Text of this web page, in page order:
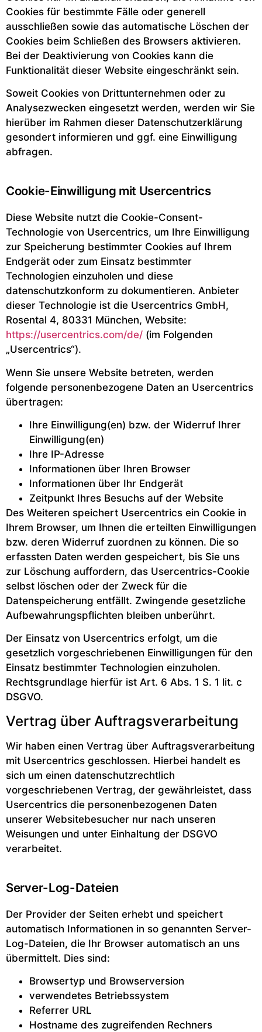
Cookies für bestimmte Fälle oder generell
ausschließen sowie das automatische Löschen der
Cookies beim Schließen des Browsers aktivieren.
Bei der Deaktivierung von Cookies kann die
Funktionalität dieser Website eingeschränkt sein.
Soweit Cookies von Drittunternehmen oder zu
Analysezwecken eingesetzt werden, werden wir Sie
hierüber im Rahmen dieser Datenschutzerklärung
gesondert informieren und ggf. eine Einwilligung
abfragen.
Cookie-Einwilligung mit Usercentrics
Diese Website nutzt die Cookie-Consent-
Technologie von Usercentrics, um Ihre Einwilligung
zur Speicherung bestimmter Cookies auf Ihrem
Endgerät oder zum Einsatz bestimmter
Technologien einzuholen und diese
datenschutzkonform zu dokumentieren. Anbieter
dieser Technologie ist die Usercentrics GmbH,
Rosental 4, 80331 München, Website:
https://usercentrics.com/de/ (im Folgenden
„Usercentrics“).
Wenn Sie unsere Website betreten, werden
folgende personenbezogene Daten an Usercentrics
übertragen:
Ihre Einwilligung(en) bzw. der Widerruf Ihrer
Einwilligung(en)
Ihre IP-Adresse
Informationen über Ihren Browser
Informationen über Ihr Endgerät
Zeitpunkt Ihres Besuchs auf der Website
Des Weiteren speichert Usercentrics ein Cookie in
Ihrem Browser, um Ihnen die erteilten Einwilligungen
bzw. deren Widerruf zuordnen zu können. Die so
erfassten Daten werden gespeichert, bis Sie uns
zur Löschung auffordern, das Usercentrics-Cookie
selbst löschen oder der Zweck für die
Datenspeicherung entfällt. Zwingende gesetzliche
Aufbewahrungspflichten bleiben unberührt.
Der Einsatz von Usercentrics erfolgt, um die
gesetzlich vorgeschriebenen Einwilligungen für den
Einsatz bestimmter Technologien einzuholen.
Rechtsgrundlage hierfür ist Art. 6 Abs. 1 S. 1 lit. c
DSGVO.
Vertrag über Auftragsverarbeitung
Wir haben einen Vertrag über Auftragsverarbeitung
mit Usercentrics geschlossen. Hierbei handelt es
sich um einen datenschutzrechtlich
vorgeschriebenen Vertrag, der gewährleistet, dass
Usercentrics die personenbezogenen Daten
unserer Websitebesucher nur nach unseren
Weisungen und unter Einhaltung der DSGVO
verarbeitet.
Server-Log-Dateien
Der Provider der Seiten erhebt und speichert
automatisch Informationen in so genannten Server-
Log-Dateien, die Ihr Browser automatisch an uns
übermittelt. Dies sind:
Browsertyp und Browserversion
verwendetes Betriebssystem
Referrer URL
Hostname des zugreifenden Rechners